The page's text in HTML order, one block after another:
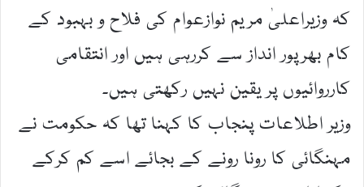
کہ وزیراعلیٰ مریم نوازعوام کی فلاح و بہبود کے
کام بھرپور انداز سے کررہی ہیں اور انتقامی
کارروائیوں پر یقین نہیں رکھتی ہیں۔
وزیر اطلاعات پنجاب کا کہنا تھا کہ حکومت نے
مہنگائی کا رونا رونے کے بجائے اسے کم کرکے